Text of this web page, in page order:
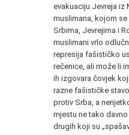
evakuaciju Jevreja iz
muslimana, kojom
Srbima, Jevrejima i
muslimani vrlo
represija fašističko
rečenice, ali može li
ih izgovara čovjek
razne fašističke
protiv Srba, a
mjestu ne tako
drugih koji su